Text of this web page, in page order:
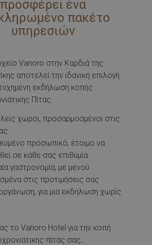
προσφέρει ένα
πακέτο
υπηρεσιών
Vanoro στην Καρδιά της
αποτελεί την ιδανική επιλογή
εκδήλωση κοπής
Πίτας.
χώροι, προσαρμοσμένοι στις
προσωπικό, έτοιμο να
σε κάθε σας επιθυμία
γαστρονομία, με μενού
στις προτιμήσεις σας
για μια εκδήλωση χωρίς
το Vanoro Hotel για την κοπή
πίτας σας,